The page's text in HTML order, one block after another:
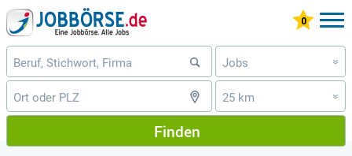
Jobs »
25 km »
Finden